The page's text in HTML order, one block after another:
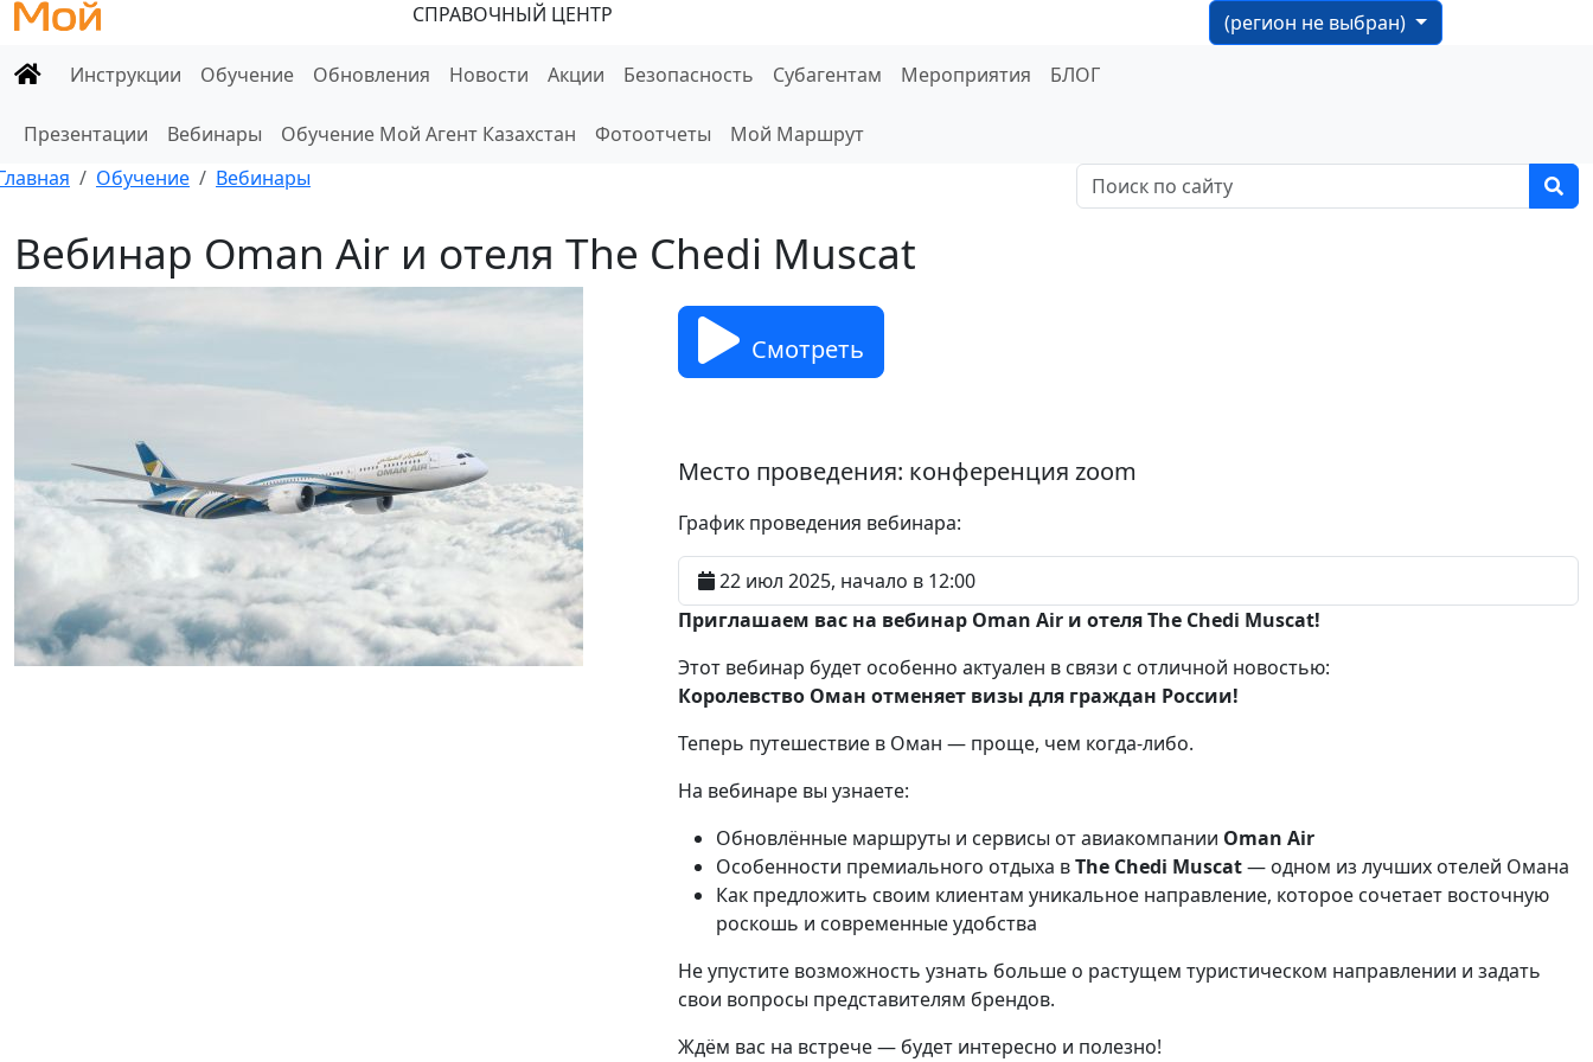
СПРАВОЧНЫЙ ЦЕНТР
(регион не выбран)
Инструкции
Обучение Обновления Новости Акции Безопасность Субагентам Мероприятия БЛОГ
Презентации Вебинары Обучение Мой Агент Казахстан Фотоотчеты
Мой Маршрут
Обучение Вебинары
Вебинар Oman Air и отеля The Chedi Muscat
Смотреть
Место проведения: конференция zoom
График проведения вебинара:
22 июл 2025, начало в 12:00
Приглашаем вас на вебинар Oman Air и отеля The Chedi Muscat!
Этот вебинар будет особенно актуален в связи с отличной новостью:
Королевство Оман отменяет визы для граждан России!
Теперь путешествие в Оман — проще, чем когда-либо.
На вебинаре вы узнаете:
Обновлённые маршруты и сервисы от авиакомпании Oman Air
Особенности премиального отдыха вThe Chedi Muscat— одном из лучших отелей Омана
Как предложить своим клиентам уникальное направление, которое сочетает восточную
роскошь и современные удобства
Не упустите возможность узнать больше о растущем туристическом направлении и задать
свои вопросы представителям брендов.
Ждём вас на встрече — будет интересно и полезно!